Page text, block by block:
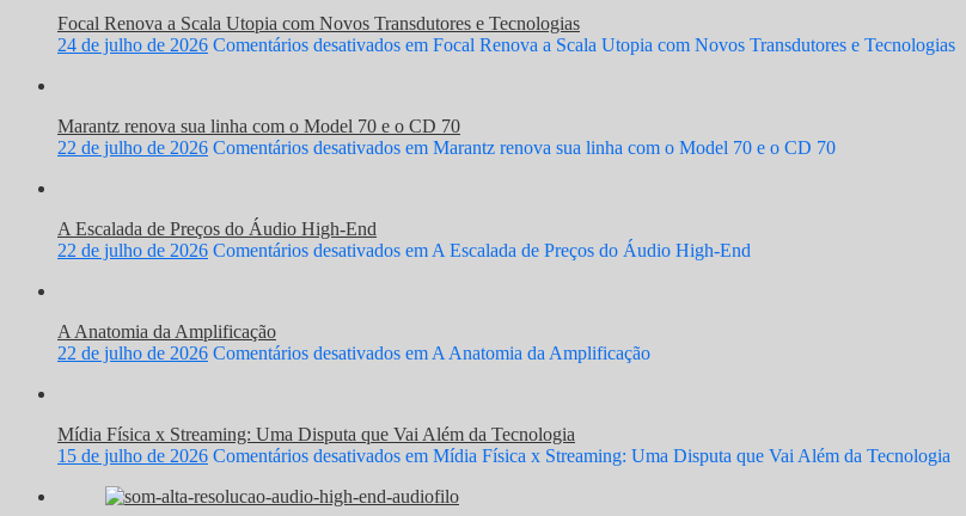
Focal Renova a Scala Utopia com Novos Transdutores e Tecnologias
24 de julho de 2026 Comentários desativados em Focal Renova a Scala Utopia com Novos Transdutores e Tecnologias
Marantz renova sua linha com o Model 70 e o CD 70
22 de julho de 2026 Comentários desativados em Marantz renova sua linha com o Model 70 e o CD 70
A Escalada de Preços do Áudio High-End
22 de julho de 2026 Comentários desativados em A Escalada de Preços do Áudio High-End
A Anatomia da Amplificação
22 de julho de 2026 Comentários desativados em A Anatomia da Amplificação
Mídia Física x Streaming: Uma Disputa que Vai Além da Tecnologia
15 de julho de 2026 Comentários desativados em Mídia Física x Streaming: Uma Disputa que Vai Além da Tecnologia